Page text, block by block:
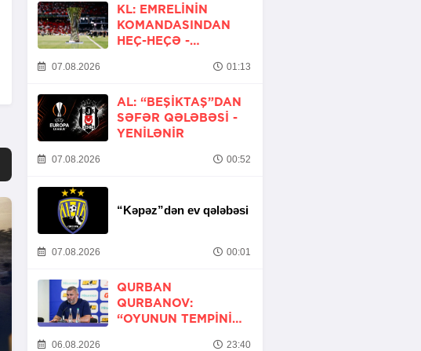
KL: EMRELININ
KOMANDASINDAN
HEÇ-HEÇƏ -
07.08.2026 01:13
AL: “BEŞIKTAŞ”DAN
SƏFƏR QƏLƏBƏSI -
YENİLƏNİR
07.08.2026 00:52
“Kəpəz”dən ev qələbəsi
07.08.2026 00:01
QURBAN
QURBANOV:
“OYUNUN TEMPINI
06.08.2026 23:40